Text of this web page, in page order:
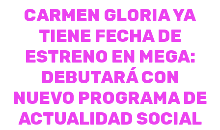
CARMEN GLORIA YA
TIENE FECHA DE
ESTRENO EN MEGA:
DEBUTARÁ CON
NUEVO PROGRAMA DE
ACTUALIDAD SOCIAL